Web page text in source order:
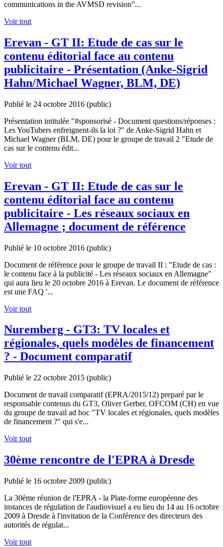
communications in the AVMSD revision”...
Voir tout
Erevan - GT II: Etude de cas sur le
contenu éditorial face au contenu
publicitaire - Présentation (Anke-Sigrid
Hahn/Michael Wagner, BLM, DE)
Publié le 24 octobre 2016 (public)
Présentation intitulée "#sponsorisé - Document questions/réponses :
Les YouTubers enfreignent-ils la loi ?" de Anke-Sigrid Hahn et
Michael Wagner (BLM, DE) pour le groupe de travail 2 "Etude de
cas sur le contenu édit...
Voir tout
Erevan - GT II: Etude de cas sur le
contenu éditorial face au contenu
publicitaire - Les réseaux sociaux en
Allemagne ; document de référence
Publié le 10 octobre 2016 (public)
Document de référence pour le groupe de travail II : "Etude de cas :
le contenu face à la publicité - Les réseaux sociaux en Allemagne"
qui aura lieu le 20 octobre 2016 à Erevan. Le document de référence
est une FAQ '...
Voir tout
Nuremberg - GT3: TV locales et
régionales, quels modèles de financement
? - Document comparatif
Publié le 22 octobre 2015 (public)
Document de travail comparatif (EPRA/2015/12) preparé par le
responsable contenus du GT3, Oliver Gerber, OFCOM (CH) en vue
du groupe de travail ad hoc "TV locales et régionales, quels modèles
de financement ?" qui s'e...
Voir tout
30ème rencontre de l'EPRA à Dresde
Publié le 16 octobre 2009 (public)
La 30ème réunion de l'EPRA - la Plate-forme européenne des
instances de régulation de l'audiovisuel a eu lieu du 14 au 16 octobre
2009 à Dresde à l'invitation de la Conférence des directeurs des
autorités de régulat...
Voir tout